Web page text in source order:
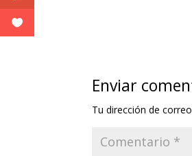
Enviar
Tu dirección de